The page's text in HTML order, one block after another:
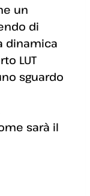
un
di
dinamica
LUT
sguardo
sarà il